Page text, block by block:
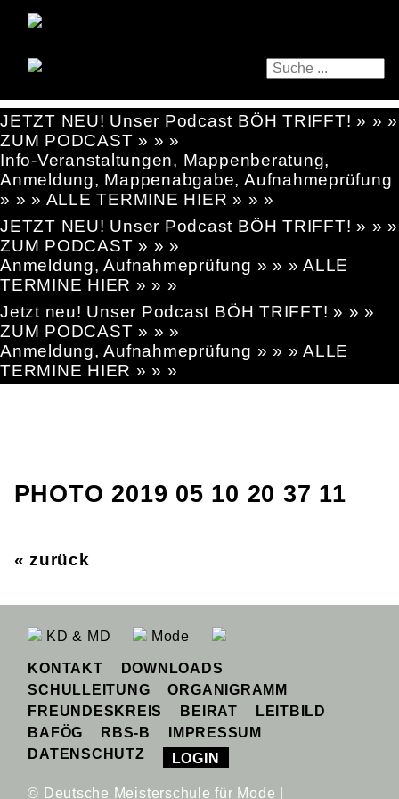
JETZT NEU! Unser Podcast BÖH TRIFFT! » » »
ZUM PODCAST » » »
Info-Veranstaltungen, Mappenberatung,
Anmeldung, Mappenabgabe, Aufnahmeprüfung
» » » ALLE TERMINE HIER » » »
JETZT NEU! Unser Podcast BÖH TRIFFT! » » »
ZUM PODCAST » » »
Anmeldung, Aufnahmeprüfung » » » ALLE
TERMINE HIER » » »
Jetzt neu! Unser Podcast BÖH TRIFFT! » » »
ZUM PODCAST » » »
Anmeldung, Aufnahmeprüfung » » » ALLE
TERMINE HIER » » »
PHOTO 2019 05 10 20 37 11
« zurück
KD & MD Mode
KONTAKT
DOWNLOADS
SCHULLEITUNG
ORGANIGRAMM
FREUNDESKREIS
BEIRAT
LEITBILD
BAFÖG
RBS-B
IMPRESSUM
DATENSCHUTZ
LOGIN
© Deutsche Meisterschule für Mode |